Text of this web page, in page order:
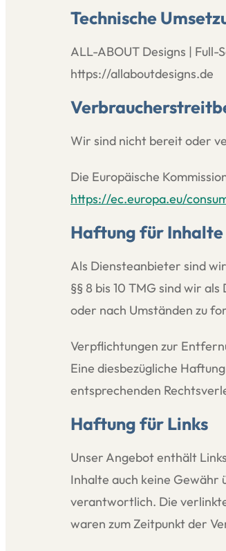
Technische
ALL-ABOUT Designs |
https://allaboutdesigns.de
Wir sind nicht bereit oder
Die Europäische
https://ec.europa.eu/
Haftung für Inhalte
Als Diensteanbieter sind
§§ 8 bis 10 TMG sind wir
oder nach Umständen zu
Verpflichtungen zur
Eine diesbezügliche
entsprechenden
Haftung für Links
Unser Angebot enthält
Inhalte auch keine
verantwortlich. Die
waren zum Zeitpunkt der